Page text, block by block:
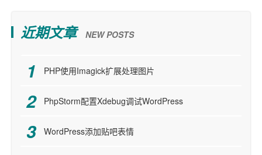
近期文章 NEW POSTS
PHP使用Imagick扩展处理图片
PhpStorm配置Xdebug调试WordPress
WordPress添加贴吧表情